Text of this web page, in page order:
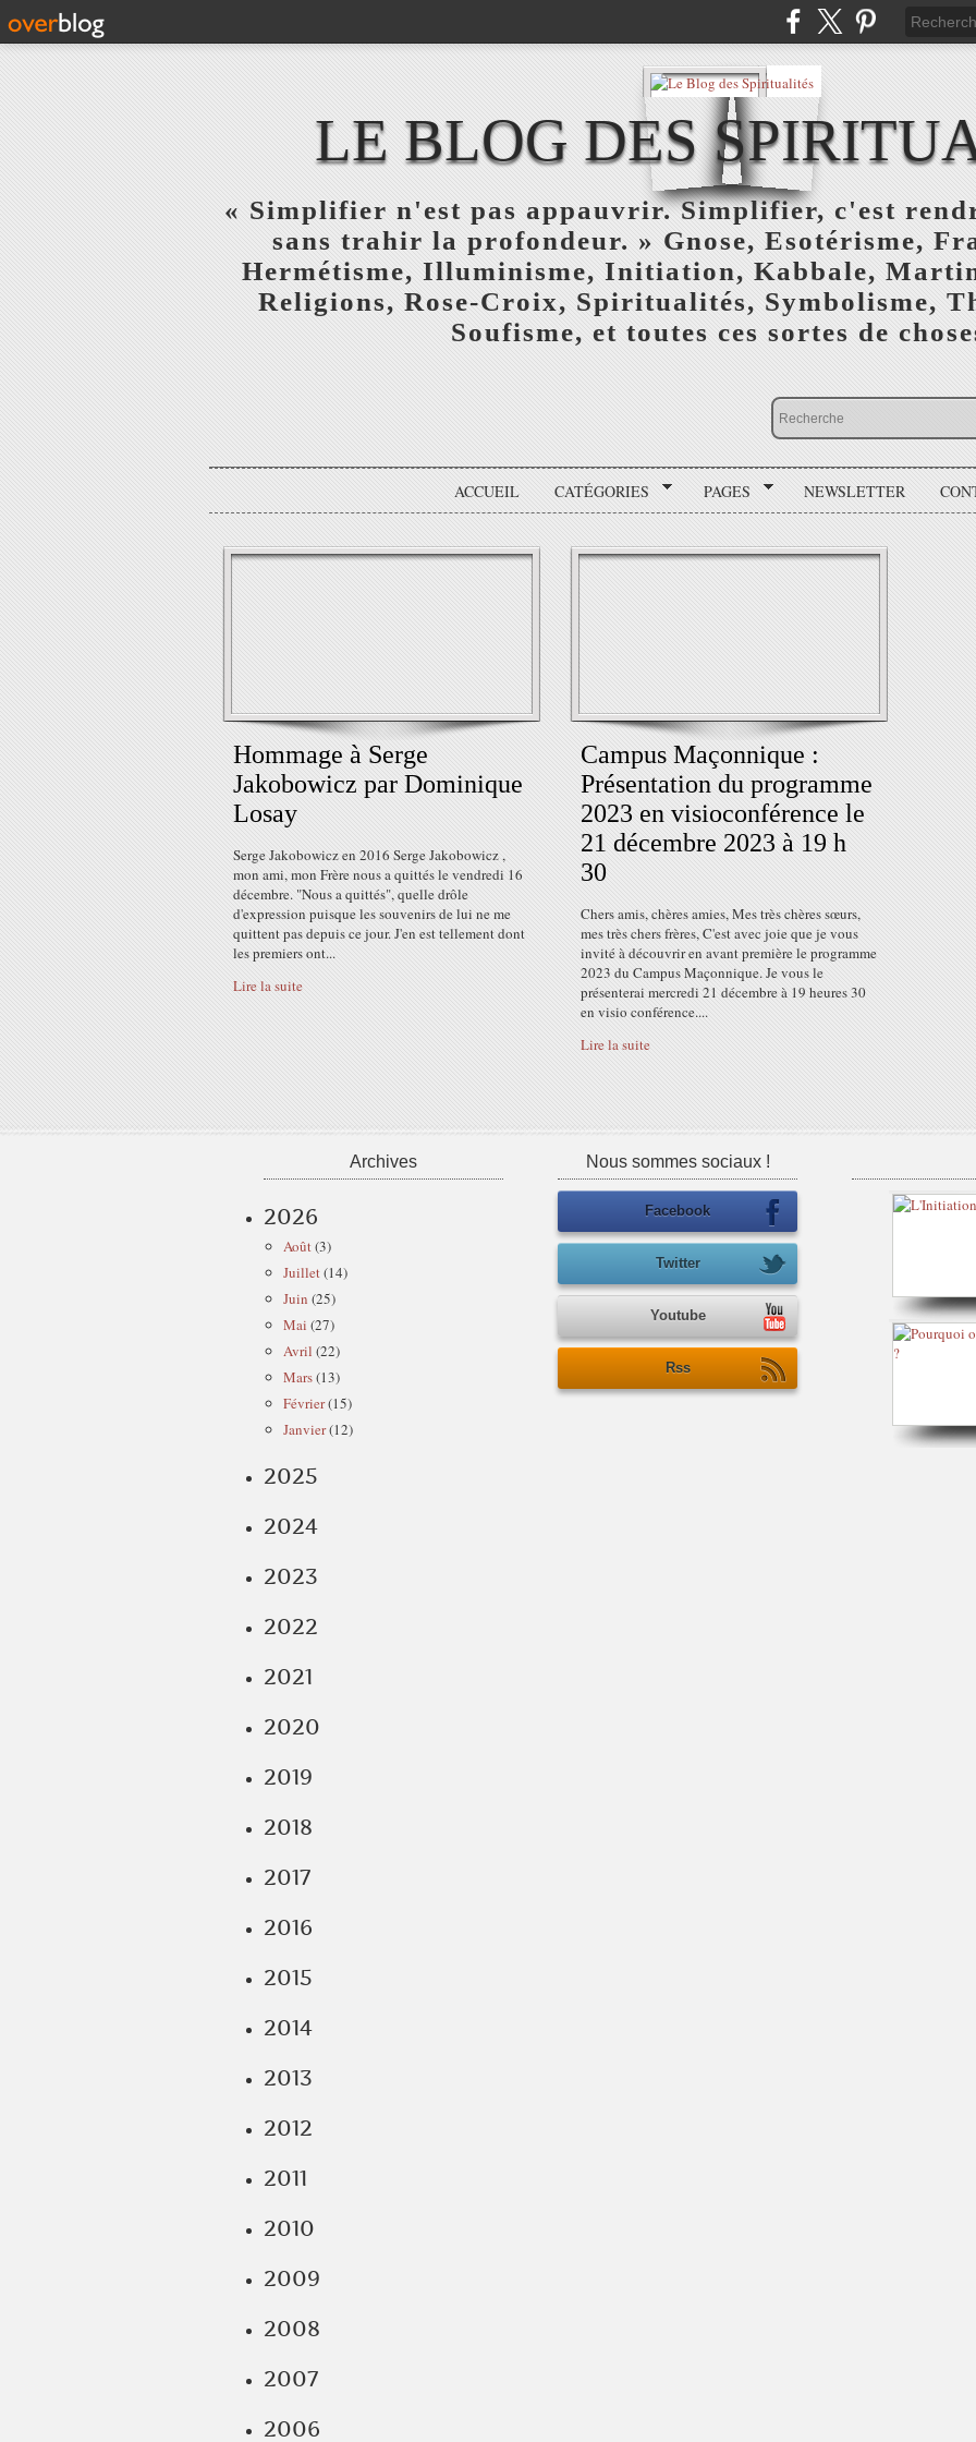
LE BLOG DES
« Simplifier n'est pas appauvrir. Simplifier, c'est
sans trahir la profondeur. » Gnose, Esotérisme,
Hermétisme, Illuminisme, Initiation, Kabbale,
Religions, Rose-Croix, Spiritualités, Symbolisme,
Soufisme, et toutes ces sortes de
ACCUEIL CATÉGORIES PAGES NEWSLETTER
Hommage à Serge
Jakobowicz par Dominique
Losay
Serge Jakobowicz en 2016 Serge Jakobowicz ,
mon ami, mon Frère nous a quittés le vendredi 16
décembre. "Nous a quittés", quelle drôle
d'expression puisque les souvenirs de lui ne me
quittent pas depuis ce jour. J'en est tellement dont
les premiers ont...
Lire la suite
Campus Maçonnique :
Présentation du programme
2023 en visioconférence le
21 décembre 2023 à 19 h
30
Chers amis, chères amies, Mes très chères sœurs,
mes très chers frères, C'est avec joie que je vous
invité à découvrir en avant première le programme
2023 du Campus Maçonnique. Je vous le
présenterai mercredi 21 décembre à 19 heures 30
en visio conférence....
Lire la suite
Archives
2026
Août(3)
Juillet(14)
Juin (25)
Mai (27)
Avril (22)
Mars(13)
Février(15)
Janvier(12)
2025
2024
2023
2022
2021
2020
2019
2018
2017
2016
2015
2014
2013
2012
2011
2010
2009
2008
2007
2006
Nous sommes sociaux !
Facebook
Twitter
Youtube
Rss